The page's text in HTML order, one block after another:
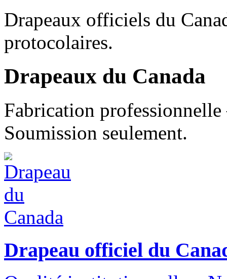
Drapeaux officiels du
protocolaires.
Drapeaux du Canada
Fabrication
Soumission seulement.
Drapeau officiel du